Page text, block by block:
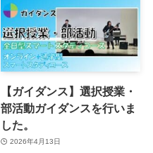
【ガイダンス】選択授業・
部活動ガイダンスを行いま
した。
2026年4月13日